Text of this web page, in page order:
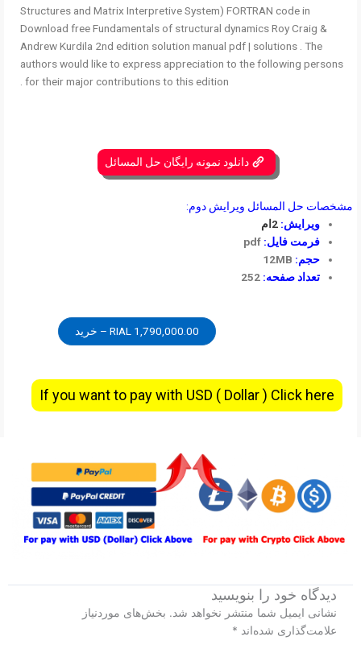
Structures and Matrix Interpretive System) FORTRAN code in
Download free Fundamentals of structural dynamics Roy Craig &
Andrew Kurdila 2nd edition solution manual pdf | solutions . The
authors would like to express appreciation to the following persons
for their major contributions to this edition .
دانلود نمونه رایگان حل المسائل
مشخصات حل المسائل ویرایش دوم:
ویرایش:2ام
فرمت فایل: pdf
حجم:
تعداد صفحه: 252
1,790,000.00 RIAL – خرید
If you want to pay with USD ( Dollar ) Click here
دیدگاه‌ خود را بنویسید
نشانی ایمیل شما منتشر نخواهد شد. بخش‌های موردنیاز
علامت‌گذاری شده‌اند *